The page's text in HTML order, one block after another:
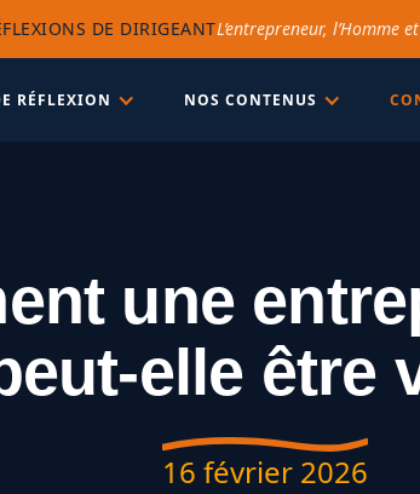
DE DIRIGEANTL’entrepreneur, l’Homme
RÉFLEXION NOS CONTENUS
une
elle être
16 février 2026